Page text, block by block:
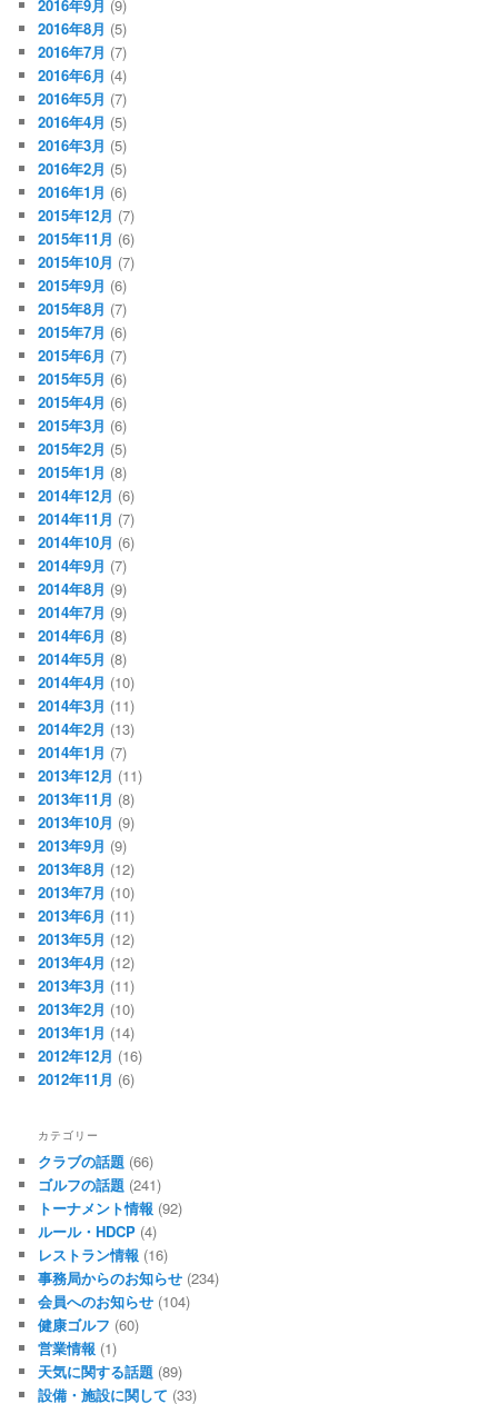
2016年9月 (9)
2016年8月 (5)
2016年7月 (7)
2016年6月 (4)
2016年5月 (7)
2016年4月 (5)
2016年3月 (5)
2016年2月 (5)
2016年1月 (6)
2015年12月 (7)
2015年11月 (6)
2015年10月 (7)
2015年9月 (6)
2015年8月 (7)
2015年7月 (6)
2015年6月 (7)
2015年5月 (6)
2015年4月 (6)
2015年3月 (6)
2015年2月 (5)
2015年1月 (8)
2014年12月 (6)
2014年11月 (7)
2014年10月 (6)
2014年9月 (7)
2014年8月 (9)
2014年7月 (9)
2014年6月 (8)
2014年5月 (8)
2014年4月 (10)
2014年3月 (11)
2014年2月 (13)
2014年1月 (7)
2013年12月 (11)
2013年11月 (8)
2013年10月 (9)
2013年9月 (9)
2013年8月 (12)
2013年7月 (10)
2013年6月 (11)
2013年5月 (12)
2013年4月 (12)
2013年3月 (11)
2013年2月 (10)
2013年1月 (14)
2012年12月 (16)
2012年11月 (6)
カテゴリー
クラブの話題 (66)
ゴルフの話題 (241)
トーナメント情報 (92)
ルール・HDCP (4)
レストラン情報 (16)
事務局からのお知らせ (234)
会員へのお知らせ (104)
健康ゴルフ (60)
営業情報 (1)
天気に関する話題 (89)
設備・施設に関して (33)